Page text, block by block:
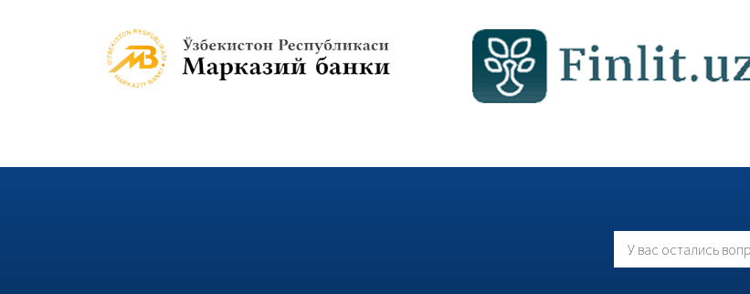
У вас остались